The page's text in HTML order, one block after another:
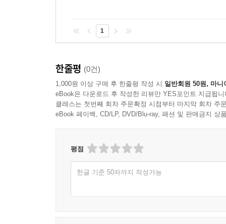
1
한줄평 (0건)
1,000원 이상 구매 후 한줄평 작성 시 일반회원 50원, 마니
eBook은 다운로드 후 작성한 리뷰만 YES포인트 지급됩니
클래스는 첫번째 회차 주문확정 시점부터 마지막 회차 주
eBook 페이백, CD/LP, DVD/Blu-ray, 패션 및 판매금지 상
평점
한글 기준 50자까지 작성가능